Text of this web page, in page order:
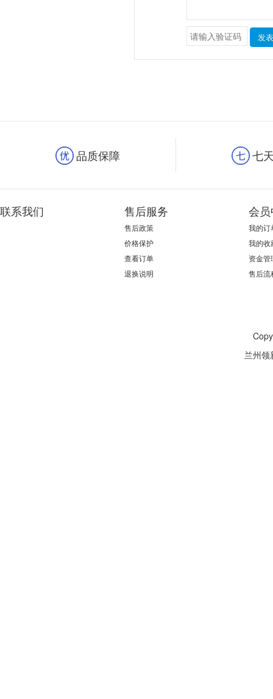
发
品质保障 七
联系我们 售后服务
售后政策
价格保护
查看订单
退换说明
会
我的订
我的收
资金管
售后流
兰州领